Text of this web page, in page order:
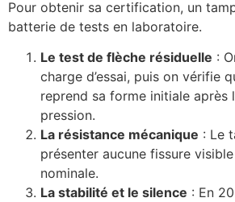
Pour obtenir sa certification, un
batterie de tests en laboratoire.
Le test de flèche résiduelle :
charge d’essai, puis on vérifie
reprend sa forme initiale après
pression.
La résistance mécanique : Le
présenter aucune fissure
nominale.
La stabilité et le silence : En